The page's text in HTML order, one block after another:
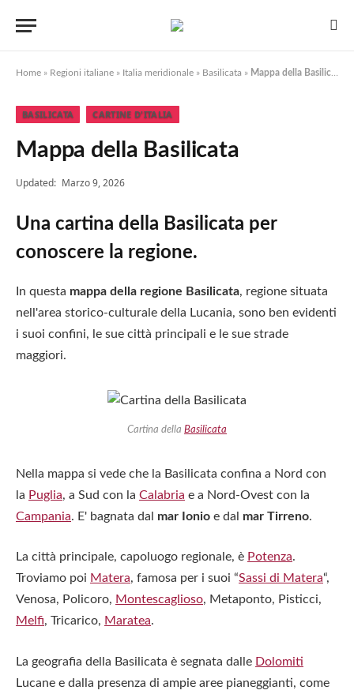
Home » Regioni italiane » Italia meridionale » Basilicata » Mappa della Basilicata
BASILICATA CARTINE D'ITALIA
Mappa della Basilicata
Updated: Marzo 9, 2026
Una cartina della Basilicata per
conoscere la regione.
In questa mappa della regione Basilicata, regione situata
nell'area storico-culturale della Lucania, sono ben evidenti
i suoi confini, le sue città principali e le sue strade
maggiori.
Cartina della Basilicata
Nella mappa si vede che la Basilicata confina a Nord con
la Puglia, a Sud con la Calabria e a Nord-Ovest con la
Campania. E' bagnata dal mar Ionio e dal mar Tirreno.
La città principale, capoluogo regionale, è Potenza.
Troviamo poi Matera, famosa per i suoi “Sassi di Matera“,
Venosa, Policoro, Montescaglioso, Metaponto, Pisticci,
Melfi, Tricarico, Maratea.
La geografia della Basilicata è segnata dalle Dolomiti
Lucane e dalla presenza di ampie aree pianeggianti, come